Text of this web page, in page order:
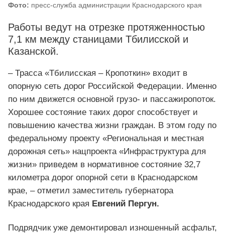
Фото: пресс-служба администрации Краснодарского края
Работы ведут на отрезке протяженностью
7,1 км между станицами Тбилисской и
Казанской.
– Трасса «Тбилисская – Кропоткин» входит в
опорную сеть дорог Российской Федерации. Именно
по ним движется основной грузо- и пассажиропоток.
Хорошее состояние таких дорог способствует и
повышению качества жизни граждан. В этом году по
федеральному проекту «Региональная и местная
дорожная сеть» нацпроекта «Инфраструктура для
жизни» приведем в нормативное состояние 32,7
километра дорог опорной сети в Краснодарском
крае, – отметил заместитель губернатора
Краснодарского края Евгений Пергун.
Подрядчик уже демонтировал изношенный асфальт,